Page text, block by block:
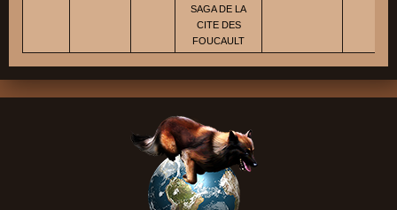
SAGA DE LA
CITE DES
FOUCAULT